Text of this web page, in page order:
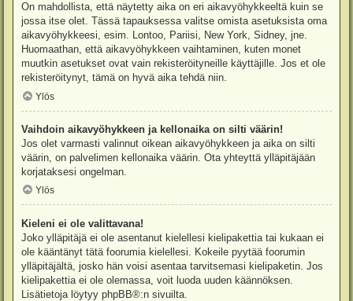
On mahdollista, että näytetty aika on eri aikavyöhykkeeltä kuin se
jossa itse olet. Tässä tapauksessa valitse omista asetuksista oma
aikavyöhykkeesi, esim. Lontoo, Pariisi, New York, Sidney, jne.
Huomaathan, että aikavyöhykkeen vaihtaminen, kuten monet
muutkin asetukset ovat vain rekisteröityneille käyttäjille. Jos et ole
rekisteröitynyt, tämä on hyvä aika tehdä niin.
Ylös
Vaihdoin aikavyöhykkeen ja kellonaika on silti väärin!
Jos olet varmasti valinnut oikean aikavyöhykkeen ja aika on silti
väärin, on palvelimen kellonaika väärin. Ota yhteyttä ylläpitäjään
korjataksesi ongelman.
Ylös
Kieleni ei ole valittavana!
Joko ylläpitäjä ei ole asentanut kielellesi kielipakettia tai kukaan ei
ole kääntänyt tätä foorumia kielellesi. Kokeile pyytää foorumin
ylläpitäjältä, josko hän voisi asentaa tarvitsemasi kielipaketin. Jos
kielipakettia ei ole olemassa, voit luoda uuden käännöksen.
Lisätietoja löytyy phpBB®:n sivuilta.